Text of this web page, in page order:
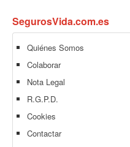
SegurosVida.com.es
Quiénes Somos
Colaborar
Nota Legal
R.G.P.D.
Cookies
Contactar